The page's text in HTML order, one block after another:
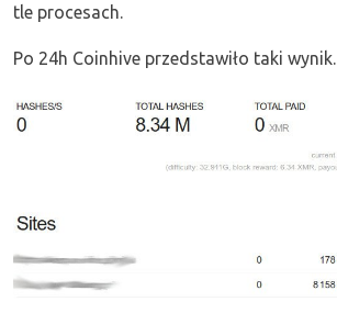
tle procesach.
Po 24h Coinhive przedstawiło taki wynik.